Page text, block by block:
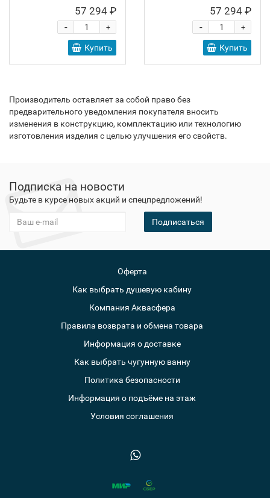
57 294 ₽
+
-
Купить
57 294 ₽
+
-
Купить
Производитель оставляет за собой право без
предварительного уведомления покупателя вносить
изменения в конструкцию, комплектацию или технологию
изготовления изделия с целью улучшения его свойств.
Подписка на новости
Будьте в курсе новых акций и спецпредложений!
Подписаться
Оферта
Как выбрать душевую кабину
Компания Аквасфера
Правила возврата и обмена товара
Информация о доставке
Как выбрать чугунную ванну
Политика безопасности
Информация о подъёме на этаж
Условия соглашения